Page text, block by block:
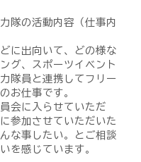
隊の活動内容（仕事内
に出向いて、どの様な
グ、スポーツイベント
隊員と連携してフリー
お仕事です。
会に入らせていただ
参加させていただいた
な事したい。とご相談
を感じています。